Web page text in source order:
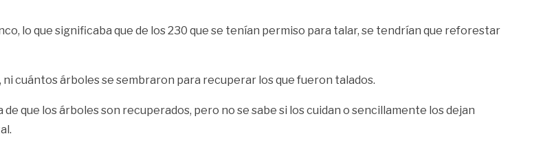
lo que significaba que de los 230 que se tenían permiso para talar, se tendrían que reforestar
cuántos árboles se sembraron para recuperar los que fueron talados.
que los árboles son recuperados, pero no se sabe si los cuidan o sencillamente los dejan